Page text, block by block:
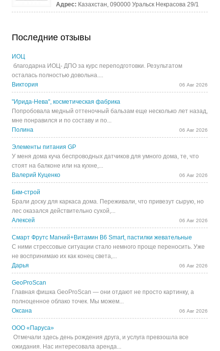
Адрес: Казахстан, 090000 Уральск Некрасова 29/1
Последние отзывы
ИОЦ
благодарна ИОЦ- ДПО за курс переподготовки. Результатом
осталась полностью довольна....
Виктория
06 Авг 2026
"Ирида-Нева", косметическая фабрика
Попробовала медный оттеночный бальзам еще несколько лет назад,
мне понравился и по составу и по...
Полина
06 Авг 2026
Элементы питания GP
У меня дома куча беспроводных датчиков для умного дома, те, что
стоят на балконе или на кухне,...
Валерий Куценко
06 Авг 2026
Бкм-строй
Брали доску для каркаса дома. Переживали, что привезут сырую, но
лес оказался действительно сухой,...
Алексей
06 Авг 2026
Смарт Фрутс Магний+Витамин В6 Smart, пастилки жевательные
С ними стрессовые ситуации стало немного проще переносить. Уже
не воспринимаю их как конец света,...
Дарья
06 Авг 2026
GeoProScan
Главная фишка GeoProScan — они отдают не просто картинку, а
полноценное облако точек. Мы можем...
Оксана
06 Авг 2026
ООО «Паруса»
Отмечали здесь день рождения друга, и услуга превзошла все
ожидания. Нас интересовала аренда...